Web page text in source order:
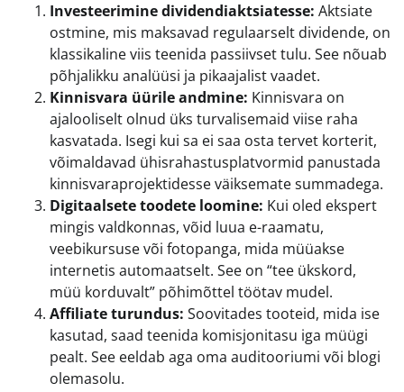
Investeerimine dividendiaktsiatesse: Aktsiate
ostmine, mis maksavad regulaarselt dividende, on
klassikaline viis teenida passiivset tulu. See nõuab
põhjalikku analüüsi ja pikaajalist vaadet.
Kinnisvara üürile andmine: Kinnisvara on
ajalooliselt olnud üks turvalisemaid viise raha
kasvatada. Isegi kui sa ei saa osta tervet korterit,
võimaldavad ühisrahastusplatvormid panustada
kinnisvaraprojektidesse väiksemate summadega.
Digitaalsete toodete loomine: Kui oled ekspert
mingis valdkonnas, võid luua e-raamatu,
veebikursuse või fotopanga, mida müüakse
internetis automaatselt. See on “tee ükskord,
müü korduvalt” põhimõttel töötav mudel.
Affiliate turundus: Soovitades tooteid, mida ise
kasutad, saad teenida komisjonitasu iga müügi
pealt. See eeldab aga oma auditooriumi või blogi
olemasolu.